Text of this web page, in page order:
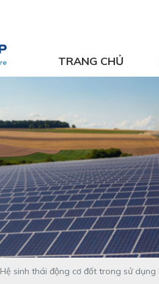
TRANG CHỦ
Hệ sinh thái động cơ đốt trong sử